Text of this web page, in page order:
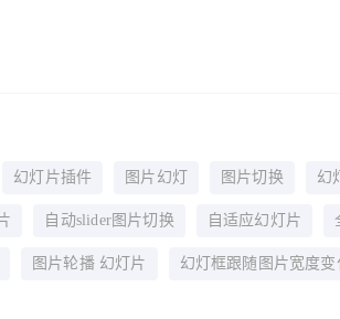
幻灯片插件 图片幻灯 图片切换 幻
自动slider图片切换 自适应幻灯片
图片轮播 幻灯片 幻灯框跟随图片宽度变